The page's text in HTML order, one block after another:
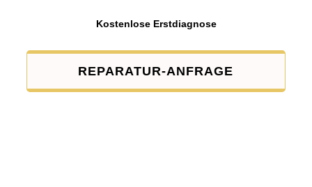
Kostenlose Erstdiagnose
REPARATUR-ANFRAGE